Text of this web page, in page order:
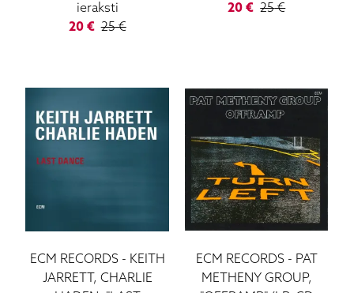
ieraksti
20€ 25€
20 € 25€
ECM RECORDS - KEITH
JARRETT, CHARLIE
ECM RECORDS - PAT
METHENY GROUP,